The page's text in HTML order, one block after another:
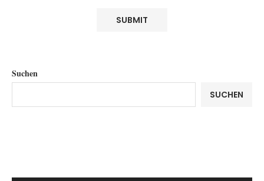
Suchen
SUCHEN